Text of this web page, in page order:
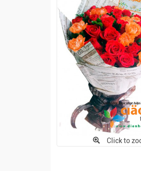
Click to